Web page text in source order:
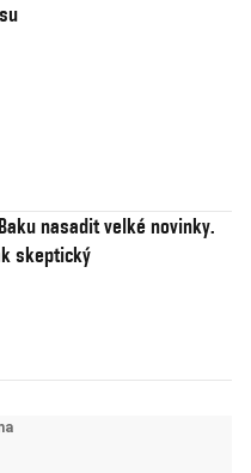
nasadit velké novinky.
skeptický